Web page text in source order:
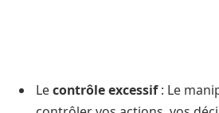
Lecontrôle excessif: Le